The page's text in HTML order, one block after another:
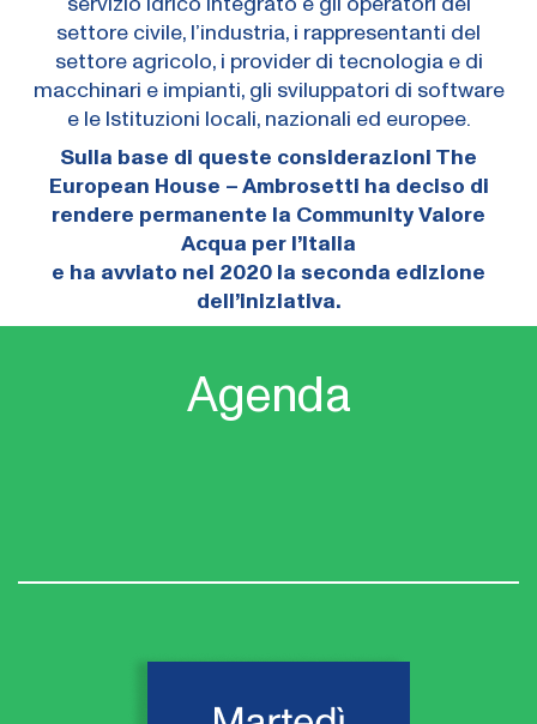
servizio idrico integrato e gli operatori del
settore civile, l’industria, i rappresentanti del
settore agricolo, i provider di tecnologia e di
macchinari e impianti, gli sviluppatori di software
e le Istituzioni locali, nazionali ed europee.
Sulla base di queste considerazioni The
European House – Ambrosetti ha deciso di
rendere permanente la Community Valore
Acqua per l’Italia
e ha avviato nel 2020 la seconda edizione
dell’iniziativa.
Agenda